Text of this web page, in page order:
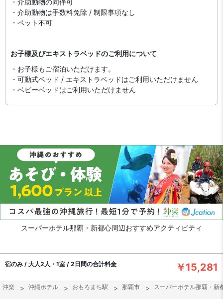
・介助動物の同伴可
・介助動物は手数料免除 / 制限事項なし
・ペット不可
お子様及びエキストラベッドのご利用について
・お子様もご宿泊いただけます。
・可動式ベッド / エキストラベッドはご利用いただけません
・ベビーベッドはご利用いただけません
スーパーホテル那覇・新都心周辺おすすめアクティビティ
宿のみ / 大人2人・1室 / 2日間の合計料金 ￥15,281
沖楽 沖縄ホテル おもろまち駅 那覇市 スーパーホテル那覇・新